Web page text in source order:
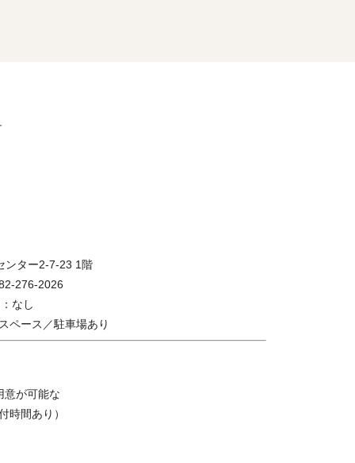
ンター2-7-23 1階
276-2026
なし
ペース／駐車場あり
意が可能な
時間あり）